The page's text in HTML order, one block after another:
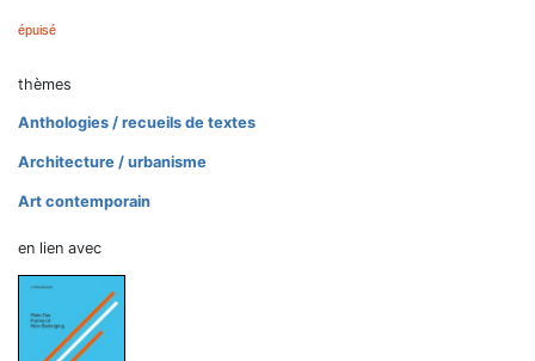
épuisé
thèmes
Anthologies / recueils de textes
Architecture / urbanisme
Art contemporain
en lien avec